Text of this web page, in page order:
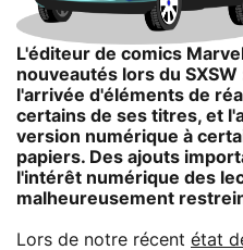
L'éditeur de comics
nouveautés lors du
l'arrivée d'éléments de
certains de ses titres, et
version numérique à
papiers. Des ajouts
l'intérêt numérique des
malheureusement
Lors de notre récent état